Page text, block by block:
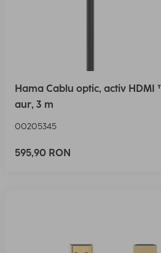
Hama Cablu optic, activ HDMI
aur, 3 m
00205345
595,90 RON